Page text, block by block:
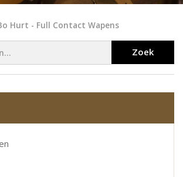
Hurt - Full Contact Wapens
Zoek